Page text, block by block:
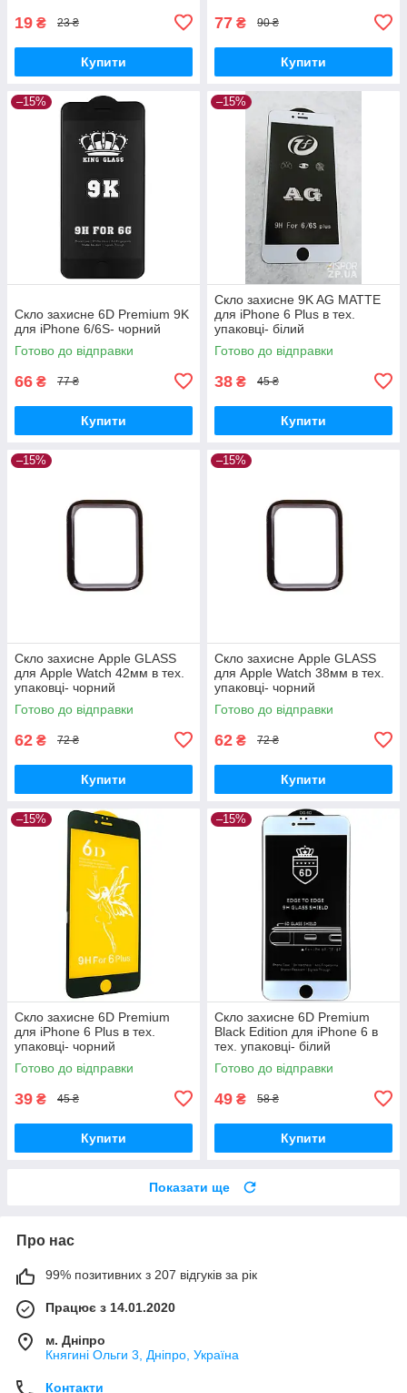
19 ₴ 23 ₴
Купити
77 ₴ 90 ₴
Купити
–15%
Скло захисне 6D Premium 9K
для iPhone 6/6S- чорний
Готово до відправки
66 ₴ 77 ₴
Купити
–15%
Скло захисне 9K AG MATTE
для iPhone 6 Plus в тех.
упаковці- білий
Готово до відправки
38 ₴ 45 ₴
Купити
–15%
Скло захисне Apple GLASS
для Apple Watch 42мм в тех.
упаковці- чорний
Готово до відправки
62 ₴ 72 ₴
Купити
–15%
Скло захисне Apple GLASS
для Apple Watch 38мм в тех.
упаковці- чорний
Готово до відправки
62 ₴ 72 ₴
Купити
–15%
Скло захисне 6D Premium
для iPhone 6 Plus в тех.
упаковці- чорний
Готово до відправки
39 ₴ 45 ₴
Купити
–15%
Скло захисне 6D Premium
Black Edition для iPhone 6 в
тех. упаковці- білий
Готово до відправки
49 ₴ 58 ₴
Купити
Показати ще
Про нас
99% позитивних з 207 відгуків за рік
Працює з 14.01.2020
м. Дніпро
Княгині Ольги 3, Дніпро, Україна
Контакти